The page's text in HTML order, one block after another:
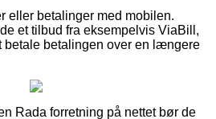
eller betalinger med mobilen.
et tilbud fra eksempelvis ViaBill,
betale betalingen over en længere
Rada forretning på nettet bør de